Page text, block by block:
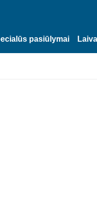
pasiūlymai